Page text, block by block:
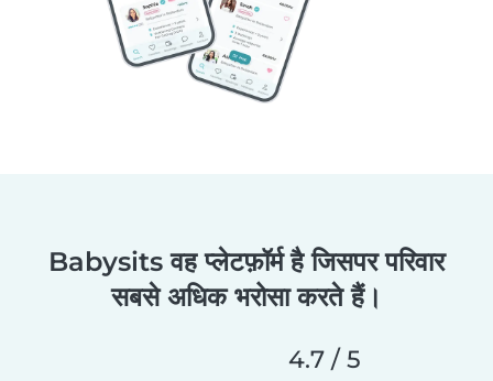
Babysits वह प्लेटफ़ॉर्म है जिसपर परिवार
सबसे अधिक भरोसा करते हैं।
4.7 / 5